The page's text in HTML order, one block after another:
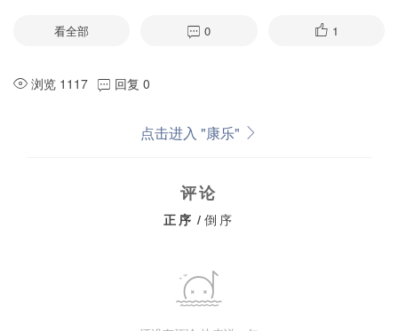
看全部 0 1
浏览 1117 回复 0
点击进入 "康乐"
评论
正序 / 倒序